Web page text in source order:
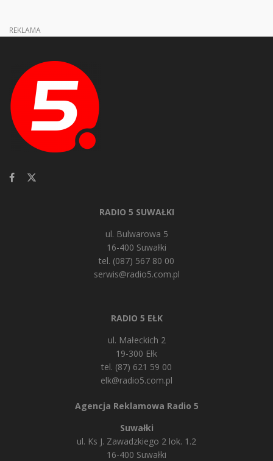
REKLAMA
RADIO 5 SUWAŁKI
ul. Bulwarowa 5
16-400 Suwałki
tel. (087) 567 80 00
serwis@radio5.com.pl
RADIO 5 EŁK
ul. Małeckich 2
19-300 Ełk
tel. (87) 621 59 00
elk@radio5.com.pl
Agencja Reklamowa Radio 5
Suwałki
ul. Ks J. Zawadzkiego 2 lok. 1.2
16-400 Suwałki